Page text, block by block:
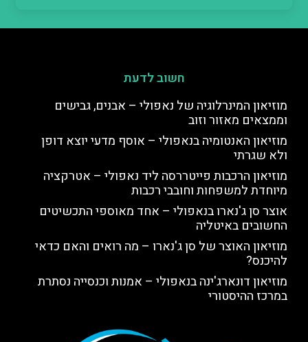
חשוב לדעת
מוזיאון המינרלוגיה של נאפולי – אבנים, גבישים
וממצאים מאזור וזוב
מוזיאון האנטומיה בנאפולי – אוסף מדעי יוצא דופן
ולא שגרתי
מוזיאון הרכבות פייטררסה ליד נאפולי – אטרקציה
מיוחדת למשפחות וחובבי רכבות
אוצר סן ג'נארו בנאפולי – אחד מאוספי התכשיטים
החשובים באיטליה
מוזיאון האוצר של סן ג'נארו – מה רואים והאם כדאי
להיכנס?
מוזיאון דונארג'ינה בנאפולי – אמנות וכנסייה נסתרת
במרכז ההיסטורי